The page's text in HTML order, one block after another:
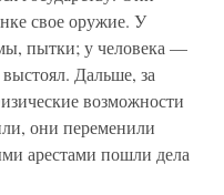
свое оружие. У
пытки; у человека —
Дальше, за
возможности
они переменили
арестами пошли дела